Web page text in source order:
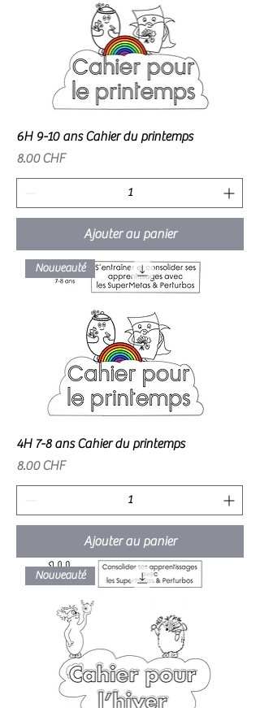
6H 9-10 ans Cahier du printemps
Prix
8.00 CHF
Ajouter au panier
Nouveauté
4H 7-8 ans Cahier du printemps
Prix
8.00 CHF
Ajouter au panier
Nouveauté